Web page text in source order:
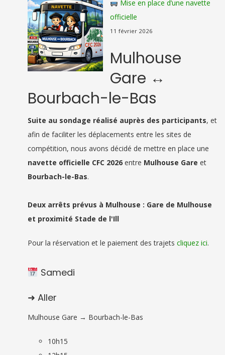
Mise en place d’une navette
officielle
11 février 2026
Mulhouse
Gare ↔
Bourbach-le-Bas
Suite au sondage réalisé auprès des participants, et
afin de faciliter les déplacements entre les sites de
compétition, nous avons décidé de mettre en place une
navette officielle CFC 2026 entre Mulhouse Gare et
Bourbach-le-Bas.
Deux arrêts prévus à Mulhouse : Gare de Mulhouse
et proximité Stade de l'Ill
Pour la réservation et le paiement des trajets cliquez ici.
Samedi
➜ Aller
Mulhouse Gare → Bourbach-le-Bas
10h15